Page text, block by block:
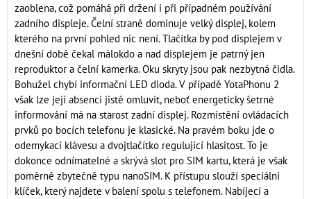
zaoblena, což pomáhá při držení i při případném používání
zadního displeje. Čelní straně dominuje velký displej, kolem
kterého na první pohled nic není. Tlačítka by pod displejem v
dnešní době čekal málokdo a nad displejem je patrný jen
reproduktor a čelní kamerka. Oku skryty jsou pak nezbytná čidla.
Bohužel chybí informační LED dioda. V případě YotaPhonu 2
však lze její absenci jistě omluvit, neboť energeticky šetrné
informování má na starost zadní displej. Rozmístění ovládacích
prvků po bocích telefonu je klasické. Na pravém boku jde o
odemykací klávesu a dvojtlačítko regulující hlasitost. To je
dokonce odnímatelné a skrývá slot pro SIM kartu, která je však
poměrně zbytečně typu nanoSIM. K přístupu slouží speciální
klíček, který najdete v balení spolu s telefonem. Nabíjecí a